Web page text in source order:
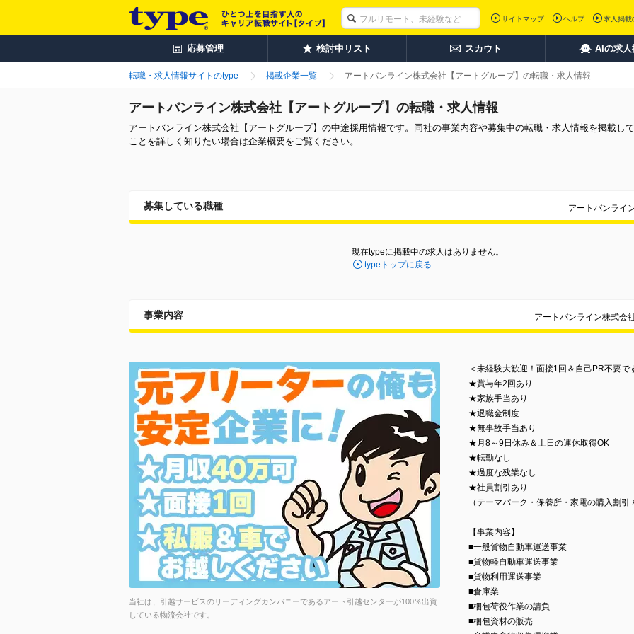
サイトマップ ヘルプ 求人掲載
応募管理 検討中リスト スカウト AIの求人
転職・求人情報サイトのtype 掲載企業一覧 アートバンライン株式会社【アートグループ】の転職・求人情報
アートバンライン株式会社【アートグループ】の転職・求人情報
アートバンライン株式会社【アートグループ】の中途採用情報です。同社の事業内容や募集中の転職・求人情報を掲載し
ことを詳しく知りたい場合は企業概要をご覧ください。
募集している職種 アートバンライ
現在typeに掲載中の求人はありません。
typeトップに戻る
事業内容 アートバンライン株式会
当社は、引越サービスのリーディングカンパニーであるアート引越センターが100％出資
している物流会社です。
＜未経験大歓迎！面接1回＆自己PR不要で
★賞与年2回あり
★家族手当あり
★退職金制度
★無事故手当あり
★月8～9日休み＆土日の連休取得OK
★転勤なし
★過度な残業なし
★社員割引あり
（テーマパーク・保養所・家電の購入割引
【事業内容】
■一般貨物自動車運送事業
■貨物軽自動車運送事業
■貨物利用運送事業
■倉庫業
■梱包荷役作業の請負
■梱包資材の販売